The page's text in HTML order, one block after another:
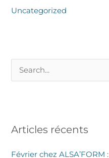
Uncategorized
e
Articles récents
Février chez